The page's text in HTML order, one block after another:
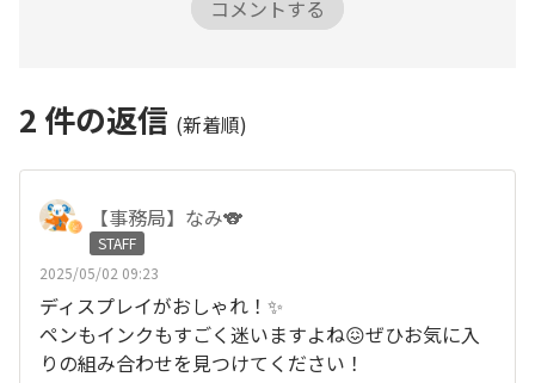
コメントする
2 件の返信 (新着順)
【事務局】なみ🐨
STAFF
2025/05/02 09:23
ディスプレイがおしゃれ！✨
ペンもインクもすごく迷いますよね😖ぜひお気に入
りの組み合わせを見つけてください！